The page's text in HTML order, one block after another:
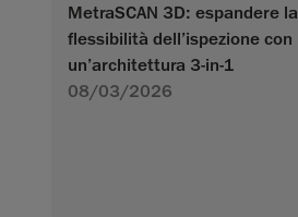
MetraSCAN 3D: espandere la
flessibilità dell’ispezione con
un’architettura 3-in-1
08/03/2026